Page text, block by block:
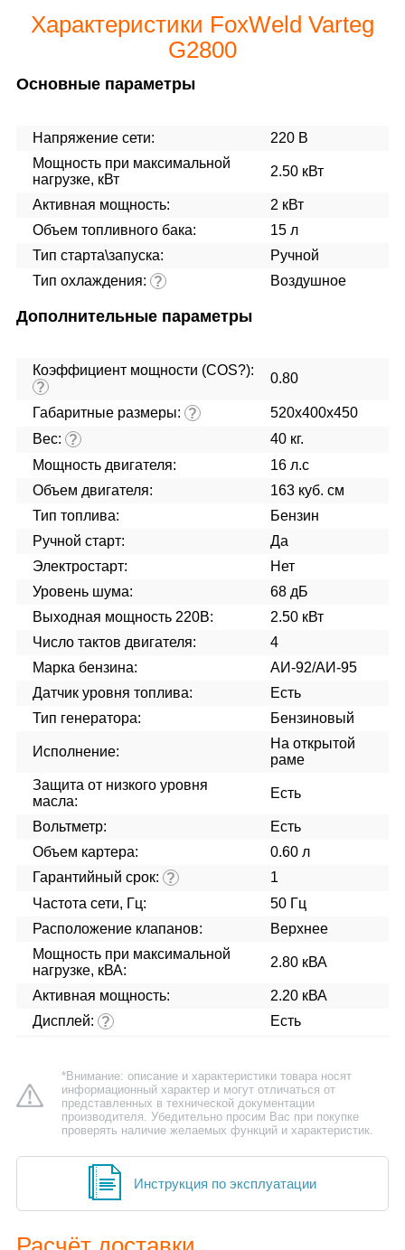
Характеристики FoxWeld Varteg
G2800
Основные параметры
Напряжение сети:
220 В
Мощность при максимальной
нагрузке, кВт
2.50 кВт
Активная мощность:
2 кВт
Объем топливного бака:
15 л
Тип старта\запуска:
Ручной
Тип охлаждения: ? Воздушное
Дополнительные параметры
Коэффициент мощности (COS?):
?
0.80
Габаритные размеры: ?
520x400x450
Вес: ?
40 кг.
Мощность двигателя:
16 л.с
Объем двигателя:
163 куб. см
Тип топлива:
Бензин
Ручной старт:
Да
Электростарт:
Нет
Уровень шума:
68 дБ
Выходная мощность 220В:
2.50 кВт
Число тактов двигателя:
4
Марка бензина:
АИ-92/АИ-95
Датчик уровня топлива:
Есть
Тип генератора:
Бензиновый
Исполнение:
На открытой
раме
Защита от низкого уровня
масла:
Есть
Вольтметр:
Есть
Объем картера:
0.60 л
Гарантийный срок: ?
1
Частота сети, Гц:
50 Гц
Расположение клапанов:
Верхнее
Мощность при максимальной
нагрузке, кВА:
2.80 кВА
Активная мощность:
2.20 кВА
Дисплей: ? Есть
*Внимание: описание и характеристики товара носят
информационный характер и могут отличаться от
представленных в технической документации
производителя. Убедительно просим Вас при покупке
проверять наличие желаемых функций и характеристик.
Инструкция по эксплуатации